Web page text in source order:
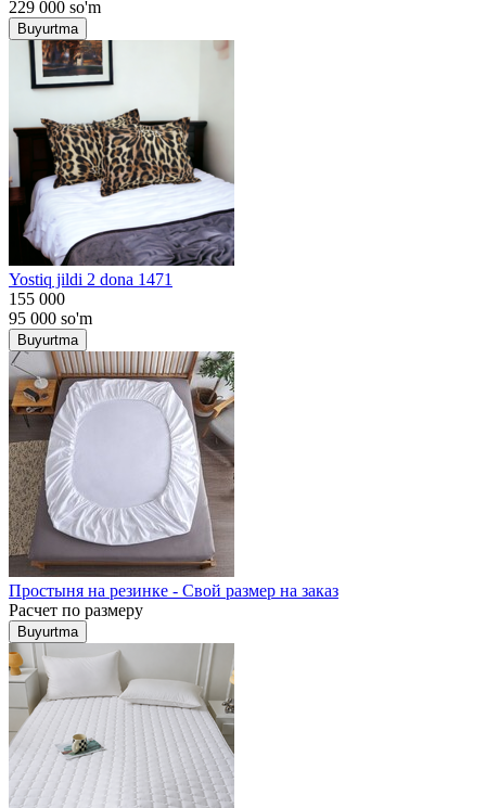
229 000 so'm
Buyurtma
Yostiq jildi 2 dona 1471
155 000
95 000 so'm
Buyurtma
Простыня на резинке - Свой размер на заказ
Расчет по размеру
Buyurtma